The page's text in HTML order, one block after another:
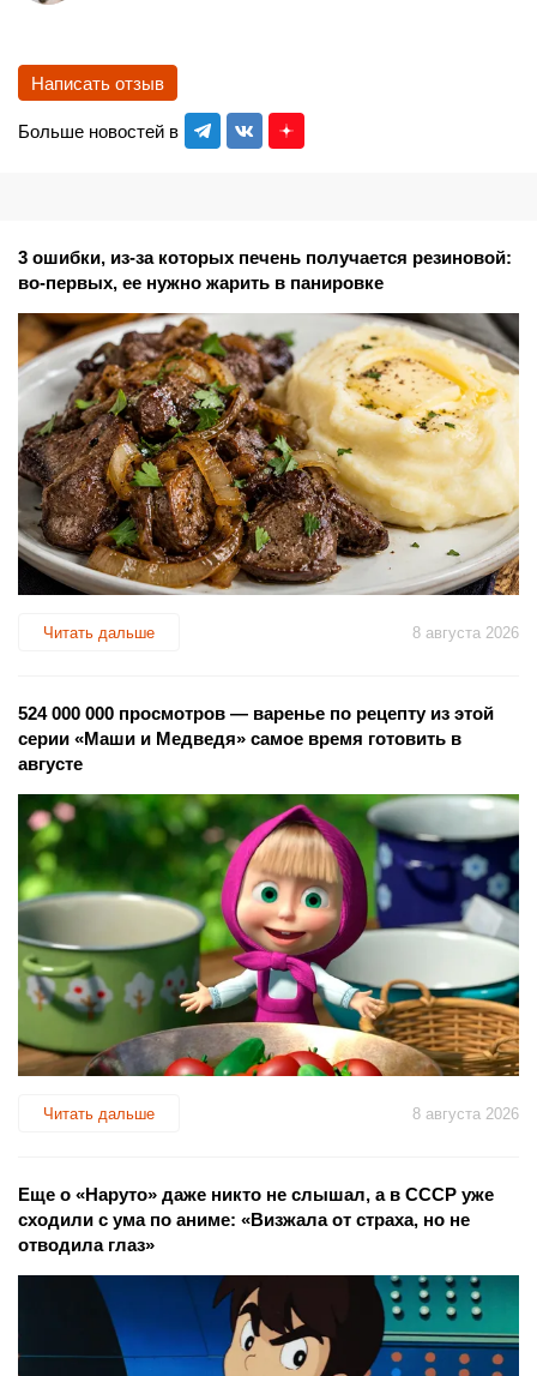
Больше новостей в
Написать отзыв
3 ошибки, из-за которых печень получается резиновой:
во-первых, ее нужно жарить в панировке
Читать дальше 8 августа 2026
524 000 000 просмотров — варенье по рецепту из этой
серии «Маши и Медведя» самое время готовить в
августе
Читать дальше 8 августа 2026
Еще о «Наруто» даже никто не слышал, а в СССР уже
сходили с ума по аниме: «Визжала от страха, но не
отводила глаз»